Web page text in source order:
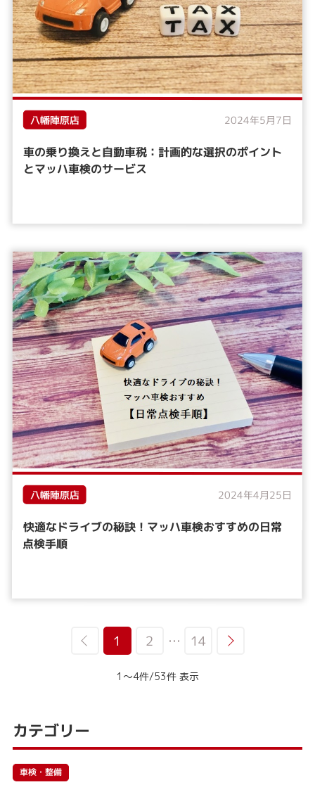
八幡陣原店 2024年5月7日
車の乗り換えと自動車税：計画的な選択のポイント
とマッハ車検のサービス
八幡陣原店 2024年4月25日
快適なドライブの秘訣！マッハ車検おすすめの日常
点検手順
1 2 … 14
1～4件/53件 表示
カテゴリー
車検・整備